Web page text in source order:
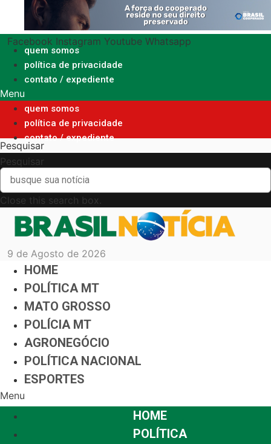
o
conteúdo
Facebook Instagram Youtube Whatsapp
quem somos
política de privacidade
contato / expediente
Menu
quem somos
política de privacidade
contato / expediente
Pesquisar
Pesquisar
Close this search box.
9 de Agosto de 2026
HOME
POLÍTICA MT
MATO GROSSO
POLÍCIA MT
AGRONEGÓCIO
POLÍTICA NACIONAL
ESPORTES
Menu
HOME
POLÍTICA